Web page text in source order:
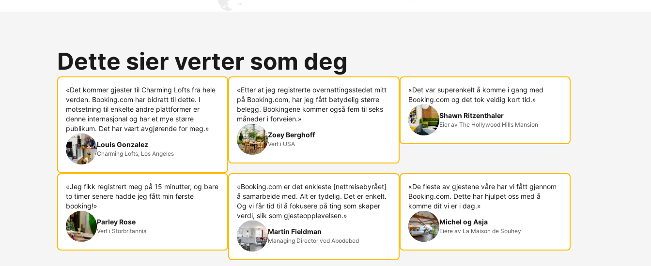
Dette sier verter som deg
«Det kommer gjester til Charming Lofts fra hele
verden. Booking.com har bidratt til dette. I
motsetning til enkelte andre plattformer er
denne internasjonal og har et mye større
publikum. Det har vært avgjørende for meg.»
Louis Gonzalez
Charming Lofts, Los Angeles
«Etter at jeg registrerte overnattingsstedet mitt
på Booking.com, har jeg fått betydelig større
belegg. Bookingene kommer også fem til seks
måneder i forveien.»
Zoey Berghoff
Vert i USA
«Det var superenkelt å komme i gang med
Booking.com og det tok veldig kort tid.»
Shawn Ritzenthaler
Eier av The Hollywood Hills Mansion
«Jeg fikk registrert meg på 15 minutter, og bare
to timer senere hadde jeg fått min første
booking!»
Parley Rose
Vert i Storbritannia
«Booking.com er det enkleste [nettreisebyrået]
å samarbeide med. Alt er tydelig. Det er enkelt.
Og vi får tid til å fokusere på ting som skaper
verdi, slik som gjesteopplevelsen.»
Martin Fieldman
Managing Director ved Abodebed
«De fleste av gjestene våre har vi fått gjennom
Booking.com. Dette har hjulpet oss med å
komme dit vi er i dag.»
Michel og Asja
Eiere av La Maison de Souhey